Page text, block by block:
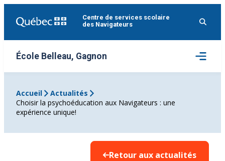
Centre de services scolaire
des Navigateurs
École Belleau, Gagnon
Ouvrir
le
menu
Accueil
Actualités
Choisir la psychoéducation aux Navigateurs : une
expérience unique!
Retour aux actualités